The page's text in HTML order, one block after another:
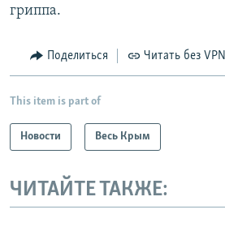
гриппа.
Поделиться Читать без VPN
This item is part of
Новости Весь Крым
ЧИТАЙТЕ ТАКЖЕ: